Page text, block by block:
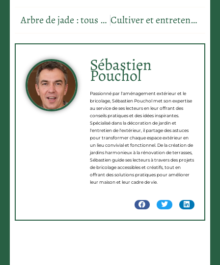
Arbre de jade : tous nos conseils d’entretien Cultiver et entretenir un Abelia dans son jardin
Sébastien
Pouchol
Passionné par l'aménagement extérieur et le
bricolage, Sébastien Pouchol met son expertise
au service de ses lecteurs en leur offrant des
conseils pratiques et des idées inspirantes.
Spécialisé dans la décoration de jardin et
l'entretien de l'extérieur, il partage des astuces
pour transformer chaque espace extérieur en
un lieu convivial et fonctionnel. De la création de
jardins harmonieux à la rénovation de terrasses,
Sébastien guide ses lecteurs à travers des projets
de bricolage accessibles et créatifs, tout en
offrant des solutions pratiques pour améliorer
leur maison et leur cadre de vie.